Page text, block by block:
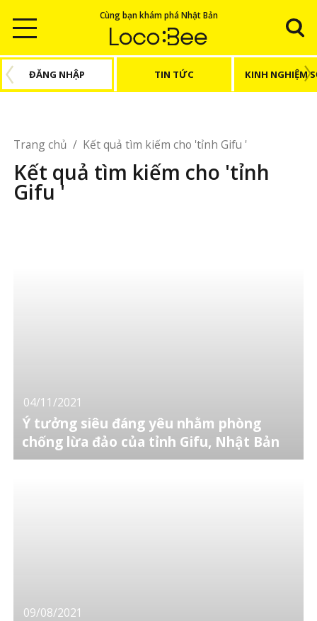
Cùng bạn khám phá Nhật Bản
ĐĂNG NHẬP TIN TỨC KINH NGHIỆM
Trang chủ / Kết quả tìm kiếm cho 'tỉnh Gifu '
Kết quả tìm kiếm cho 'tỉnh
Gifu '
04/11/2021
Ý tưởng siêu đáng yêu nhằm phòng
chống lừa đảo của tỉnh Gifu, Nhật Bản
09/08/2021